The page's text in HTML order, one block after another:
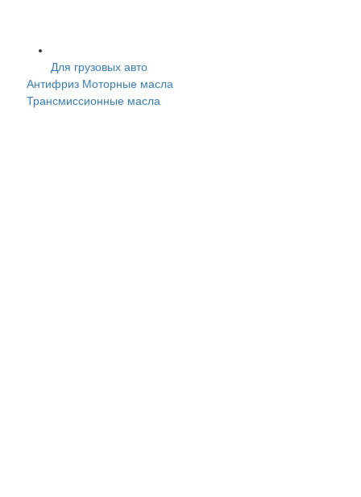
Для грузовых авто
Антифриз Моторные масла
Трансмисcионные масла